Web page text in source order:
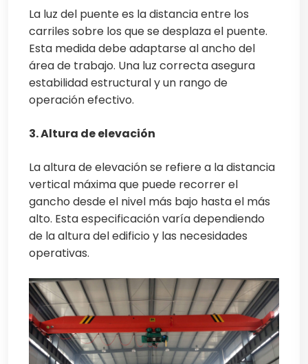
La luz del puente es la distancia entre los
carriles sobre los que se desplaza el puente.
Esta medida debe adaptarse al ancho del
área de trabajo. Una luz correcta asegura
estabilidad estructural y un rango de
operación efectivo.
3. Altura de elevación
La altura de elevación se refiere a la distancia
vertical máxima que puede recorrer el
gancho desde el nivel más bajo hasta el más
alto. Esta especificación varía dependiendo
de la altura del edificio y las necesidades
operativas.